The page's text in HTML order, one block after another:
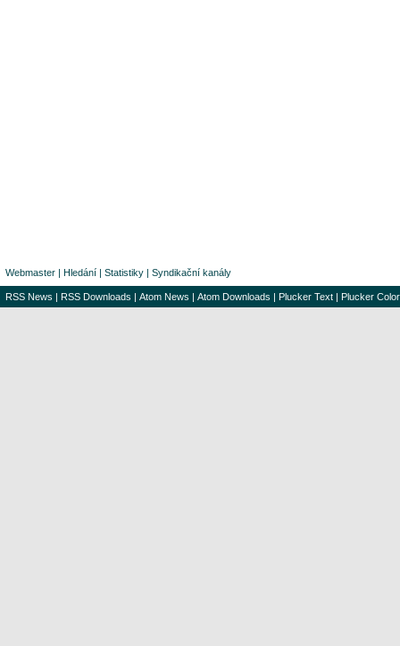
Webmaster | Hledání | Statistiky | Syndikační kanály
RSS News | RSS Downloads | Atom News | Atom Downloads | Plucker Text | Plucker Color